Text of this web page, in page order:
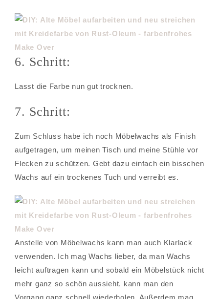
6. Schritt:
Lasst die Farbe nun gut trocknen.
7. Schritt:
Zum Schluss habe ich noch Möbelwachs als Finish
aufgetragen, um meinen Tisch und meine Stühle vor
Flecken zu schützen. Gebt dazu einfach ein bisschen
Wachs auf ein trockenes Tuch und verreibt es.
Anstelle von Möbelwachs kann man auch Klarlack
verwenden. Ich mag Wachs lieber, da man Wachs
leicht auftragen kann und sobald ein Möbelstück nicht
mehr ganz so schön aussieht, kann man den
Vorgang ganz schnell wiederholen. Außerdem mag